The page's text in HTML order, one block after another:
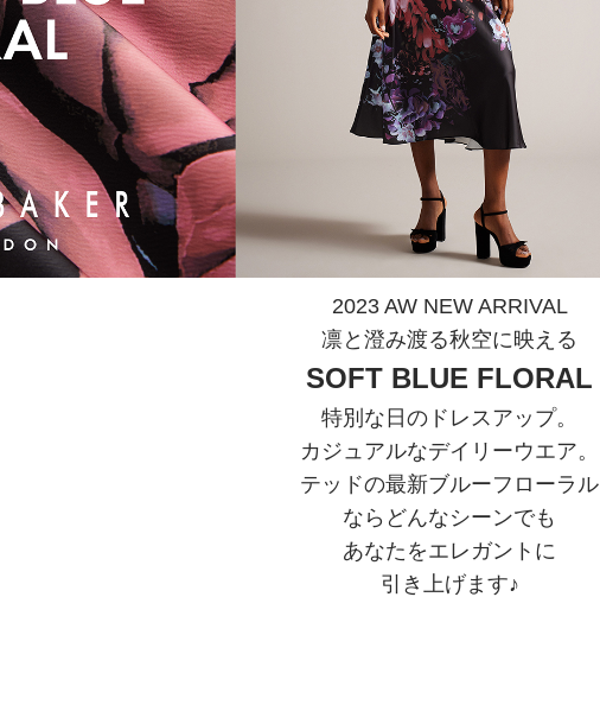
2023 AW NEW ARRIVAL
凛と澄み渡る秋空に映える
SOFT BLUE FLORAL
特別な日のドレスアップ。
カジュアルなデイリーウエア。
テッドの最新ブルーフローラル
なら どんなシーンでも
あなたをエレガントに
引き上げます♪